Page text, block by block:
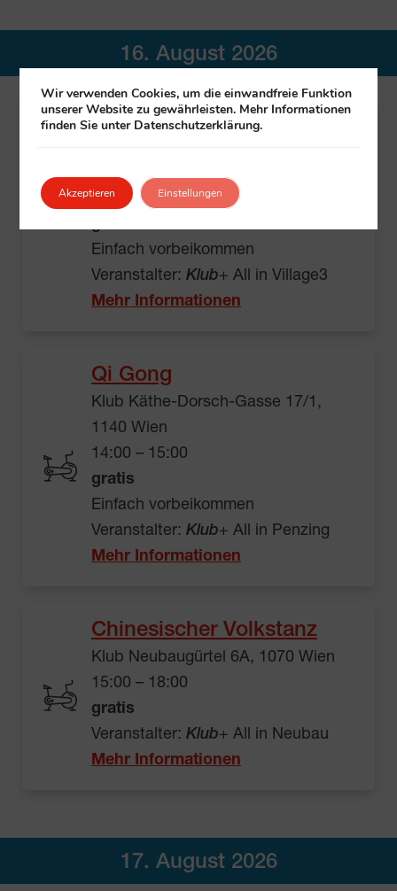
16. August 2026
Tanz aus Fernost
11:00 – 13:00
Einfach vorbeikommen
Veranstalter: Klub+ All in Village3
Mehr Informationen
Qi Gong
Klub Käthe-Dorsch-Gasse 17/1,
1140 Wien
14:00 – 15:00
gratis
Einfach vorbeikommen
Veranstalter: Klub+ All in Penzing
Mehr Informationen
Chinesischer Volkstanz
Klub Neubaugürtel 6A, 1070 Wien
15:00 – 18:00
gratis
Veranstalter: Klub+ All in Neubau
Mehr Informationen
17. August 2026
Wir verwenden Cookies, um die einwandfreie Funktion
unserer Website zu gewährleisten. Mehr Informationen
finden Sie unter Datenschutzerklärung.
Akzeptieren Einstellungen